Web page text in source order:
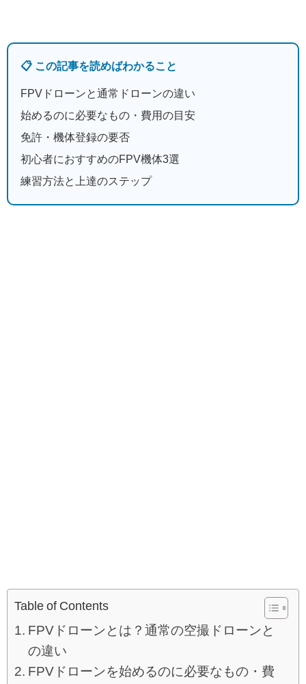
📋 この記事を読めばわかること
FPVドローンと通常ドローンの違い
始めるのに必要なもの・費用の目安
免許・機体登録の要否
初心者におすすめのFPV機体3選
練習方法と上達のステップ
Table of Contents
FPVドローンとは？通常の空撮ドローンと
の違い
FPVドローンを始めるのに必要なもの・費